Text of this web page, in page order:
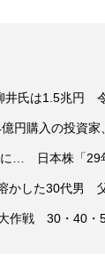
井氏は1.5兆円
円購入の投資
… 日本株「29
かした30代男
作戦 30・40・